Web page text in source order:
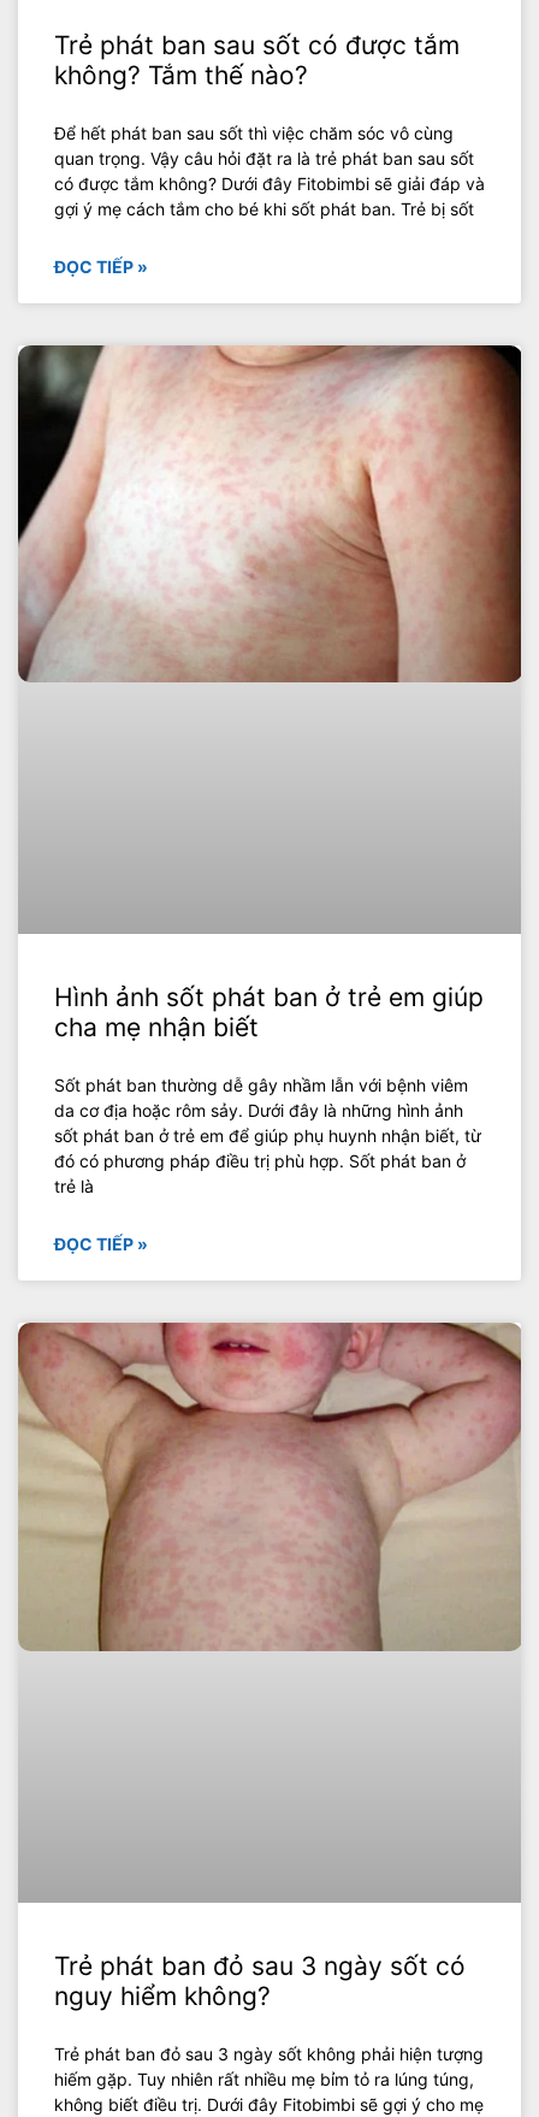
Trẻ phát ban sau sốt có được tắm
không? Tắm thế nào?
Để hết phát ban sau sốt thì việc chăm sóc vô cùng
quan trọng. Vậy câu hỏi đặt ra là trẻ phát ban sau sốt
có được tắm không? Dưới đây Fitobimbi sẽ giải đáp và
gợi ý mẹ cách tắm cho bé khi sốt phát ban. Trẻ bị sốt
ĐỌC TIẾP »
Hình ảnh sốt phát ban ở trẻ em giúp
cha mẹ nhận biết
Sốt phát ban thường dễ gây nhầm lẫn với bệnh viêm
da cơ địa hoặc rôm sảy. Dưới đây là những hình ảnh
sốt phát ban ở trẻ em để giúp phụ huynh nhận biết, từ
đó có phương pháp điều trị phù hợp. Sốt phát ban ở
trẻ là
ĐỌC TIẾP »
Trẻ phát ban đỏ sau 3 ngày sốt có
nguy hiểm không?
Trẻ phát ban đỏ sau 3 ngày sốt không phải hiện tượng
hiếm gặp. Tuy nhiên rất nhiều mẹ bỉm tỏ ra lúng túng,
không biết điều trị. Dưới đây Fitobimbi sẽ gợi ý cho mẹ